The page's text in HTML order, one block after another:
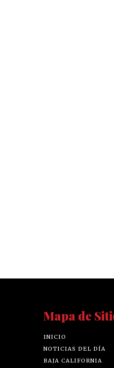
Mapa de
INICIO
NOTICIAS DEL DÍA
BAJA CALIFORNIA